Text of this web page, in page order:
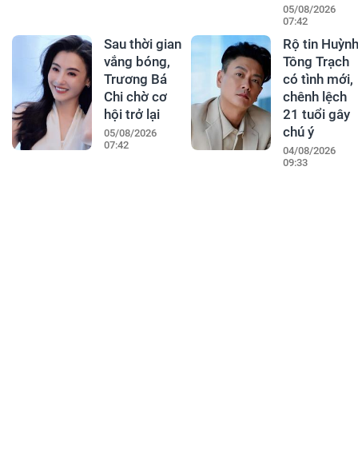
05/08/2026
07:42
Sau thời gian
vắng bóng,
Trương Bá
Chi chờ cơ
hội trở lại
05/08/2026
07:42
Rộ tin Huỳnh
Tông Trạch
có tình mới,
chênh lệch
21 tuổi gây
chú ý
04/08/2026
09:33